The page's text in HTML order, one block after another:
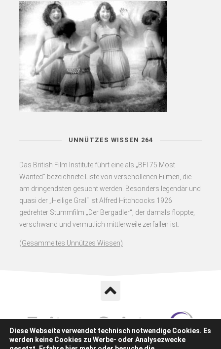
UNNÜTZES WISSEN 264
Das British Film Institute führt eine als „BFI 75 Most
Wanted“ bezeichnete Liste von verschollenen Filmen, die
am dringendsten gesucht werden. Besonders legendär und
quasi der „Heilige Gral“ ist Alfred Hitchcocks 1926
gedrehter Stummfilm „Der Bergadler“, der damals floppte,
verschwand und vermutlich mittlerweile zerfallen ist.
(Gesammeltes Unnützes Wissen)
Diese Webseite verwendet technisch notwendige Cookies. Es
werden keine Cookies zu Werbe- oder Analysezwecke